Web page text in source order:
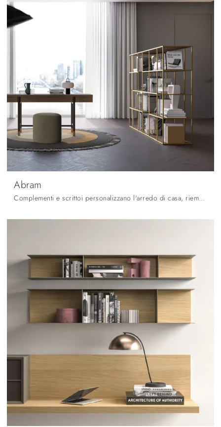
Abram
Complementi e scrittoi personalizzano l'arredo di casa, riempiendo lo spazio in modo utile e rendendolo accogliente e di grande valore estetico.